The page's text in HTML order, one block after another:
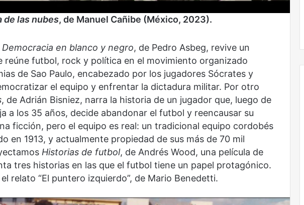
de las nubes, de Manuel Cañibe (México, 2023).
Democracia en blanco y negro, de Pedro Asbeg, revive un
reúne futbol, rock y política en el movimiento organizado
de Sao Paulo, encabezado por los jugadores Sócrates y
el equipo y enfrentar la dictadura militar. Por otro
, de Adrián Bisniez, narra la historia de un jugador que, luego de
a los 35 años, decide abandonar el futbol y reencausar su
ficción, pero el equipo es real: un tradicional equipo cordobés
en 1913, y actualmente propiedad de sus más de 70 mil
Historias de futbol, de Andrés Wood, una película de
tres historias en las que el futbol tiene un papel protagónico.
relato “El puntero izquierdo”, de Mario Benedetti.
Nueva
droga
Obradorista